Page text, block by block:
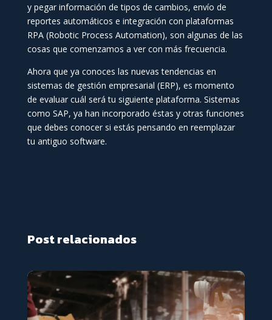
y pegar información de tipos de cambios, envío de
reportes automáticos e integración con plataformas
RPA (Robotic Process Automation), son algunas de las
cosas que comenzamos a ver con más frecuencia.
Ahora que ya conoces las nuevas tendencias en
sistemas de gestión empresarial (ERP), es momento
de evaluar cuál será tu siguiente plataforma. Sistemas
como SAP, ya han incorporado éstas y otras funciones
que debes conocer si estás pensando en reemplazar
tu antiguo software.
Post relacionados